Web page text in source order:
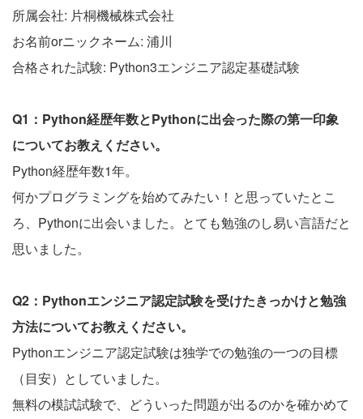
所属会社: 片桐機械株式会社
お名前orニックネーム: 浦川
合格された試験: Python3エンジニア認定基礎試験
Q1：Python経歴年数とPythonに出会った際の第一印象
についてお教えください。
Python経歴年数1年。
何かプログラミングを始めてみたい！と思っていたとこ
ろ、Pythonに出会いました。とても勉強のし易い言語だと
思いました。
Q2：Pythonエンジニア認定試験を受けたきっかけと勉強
方法についてお教えください。
Pythonエンジニア認定試験は独学での勉強の一つの目標
（目安）としていました。
無料の模試試験で、どういった問題が出るのかを確かめて